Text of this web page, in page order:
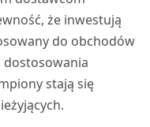
że inwestują
do obchodów
dostosowania
stają się